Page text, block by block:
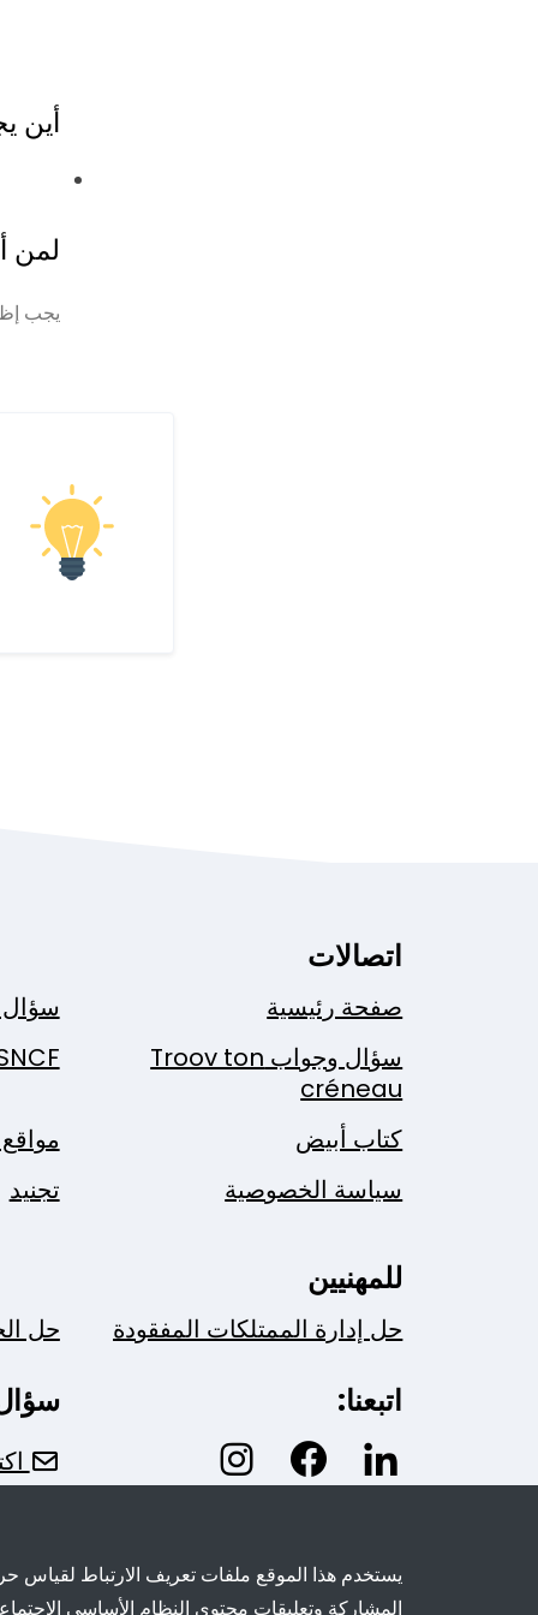
أين
لمن
يجب
اتصالات
صفحة رئيسية
سؤال وجواب Troov ton
créneau
كتاب أبيض
سياسة الخصوصية
تجنيد
للمهنيين
حل إدارة الممتلكات المفقودة حل
اتبعنا:
يستخدم هذا الموقع ملفات تعريف الارتباط لقياس
المشاركة وتعليقات محتوى النظام الأساسي